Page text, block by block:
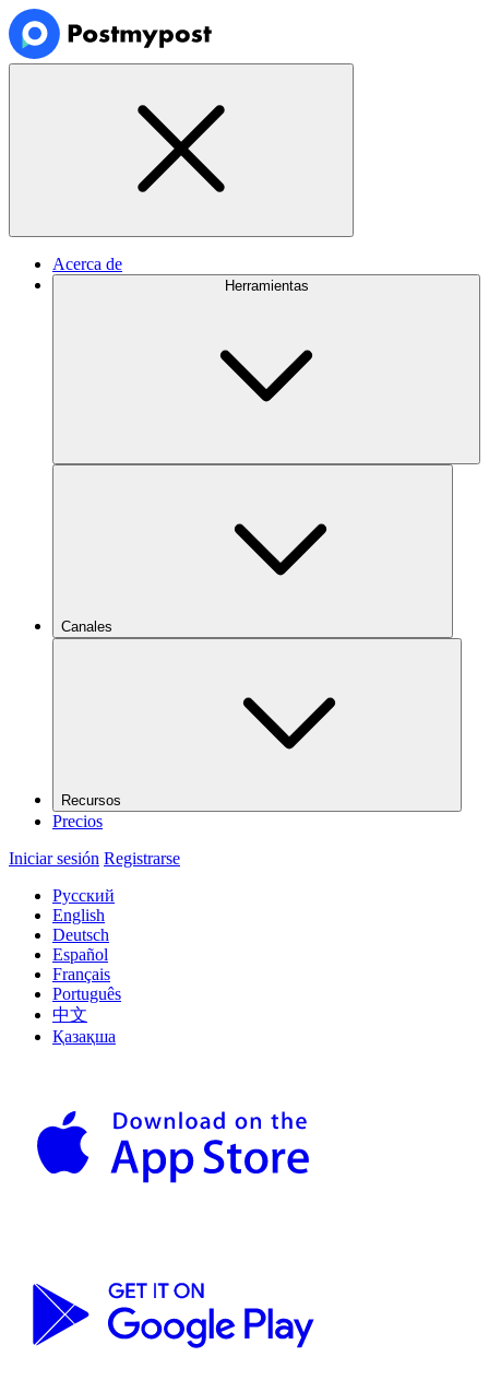
Acerca de
Herramientas
Canales
Recursos
Precios
Iniciar sesión Registrarse
Русский
English
Deutsch
Español
Français
Português
中文
Қазақша